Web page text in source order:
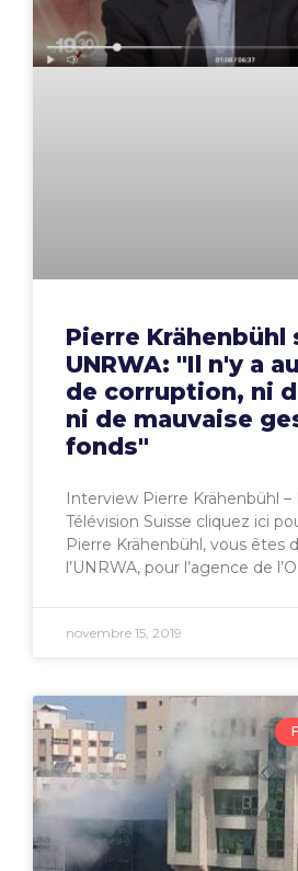
Pierre Krähenbühl
UNRWA: "Il n'y a
de corruption, ni
ni de mauvaise
fonds"
Interview Pierre Krähenbühl –
Télévision Suisse cliquez ici
Pierre Krähenbühl, vous êtes
l’UNRWA, pour l’agence de
novembre 15, 2019